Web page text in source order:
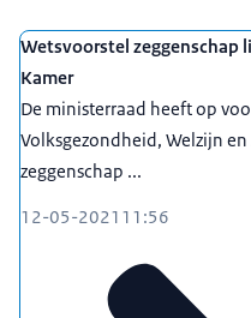
Wetsvoorstel zeggenschap
Kamer
De ministerraad heeft op
Volksgezondheid, Welzijn
zeggenschap ...
12-05-2021 11:56